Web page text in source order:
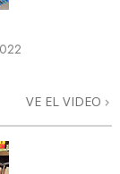
VE EL VIDEO